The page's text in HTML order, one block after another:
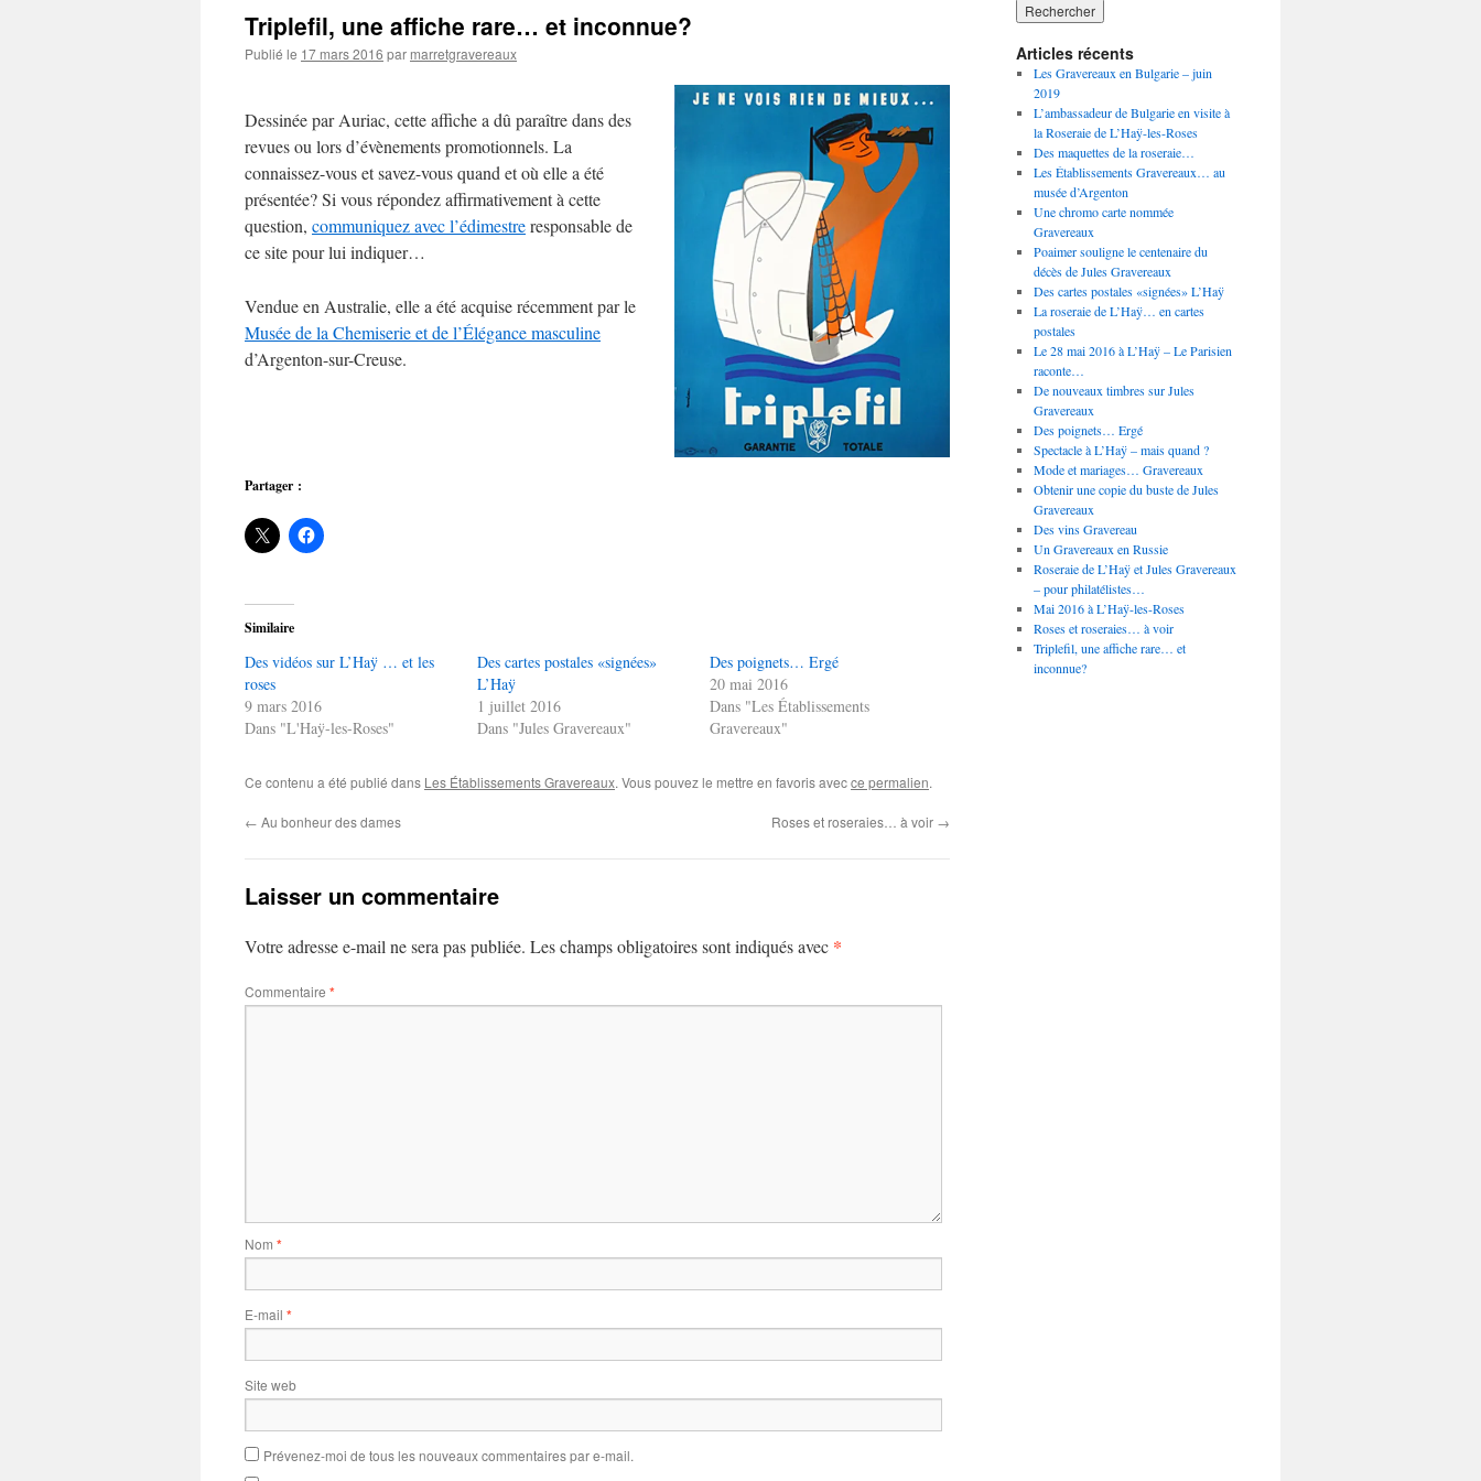
Triplefil, une affiche rare… et inconnue?
Publié le 17 mars 2016 par marretgravereaux
Dessinée par Auriac, cette affiche a dû paraître dans des
revues ou lors d’évènements promotionnels. La
connaissez-vous et savez-vous quand et où elle a été
présentée? Si vous répondez affirmativement à cette
question, communiquez avec l’édimestreresponsable de
ce sitepour lui indiquer…
Vendue en Australie, elle a été acquise récemment par le
Musée de la Chemiserie et de l’Élégance masculine
d’Argenton-sur-Creuse.
Partager :
Similaire
Des vidéos sur L’Haÿ … et les
roses
9 mars 2016
Dans "L'Haÿ-les-Roses"
Des cartes postales «signées»
L’Haÿ
1 juillet 2016
Dans "Jules Gravereaux"
Des poignets… Ergé
20 mai 2016
Dans "Les Établissements
Gravereaux"
Ce contenu a été publié dans Les Établissements Gravereaux. Vous pouvez le mettre en favoris avecce permalien.
← Au bonheur des dames Roses et roseraies… à voir →
Laisser un commentaire
Votre adresse e-mail ne sera pas publiée. Les champs obligatoires sont indiqués avec *
Commentaire *
Nom *
E-mail *
Site web
Prévenez-moi de tous les nouveaux commentaires par e-mail.
Articles récents
Les Gravereaux en Bulgarie – juin
2019
L’ambassadeur de Bulgarie en visite à
la Roseraie de L’Haÿ-les-Roses
Des maquettes de la roseraie…
Les Établissements Gravereaux… au
musée d’Argenton
Une chromo carte nommée
Gravereaux
Poaimer souligne le centenaire du
décès de Jules Gravereaux
Des cartes postales «signées» L’Haÿ
La roseraie de L’Haÿ… en cartes
postales
Le 28 mai 2016 à L’Haÿ – Le Parisien
raconte…
De nouveaux timbres sur Jules
Gravereaux
Des poignets… Ergé
Spectacle à L’Haÿ – mais quand ?
Mode et mariages… Gravereaux
Obtenir une copie du buste de Jules
Gravereaux
Des vins Gravereau
Un Gravereaux en Russie
Roseraie de L’Haÿ et Jules Gravereaux
– pour philatélistes…
Mai 2016 à L’Haÿ-les-Roses
Roses et roseraies… à voir
Triplefil, une affiche rare… et
inconnue?